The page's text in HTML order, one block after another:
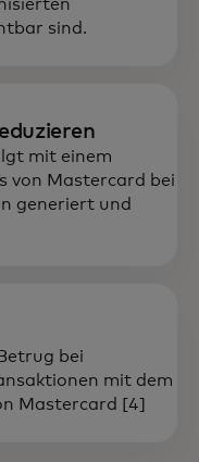
sind.
mit einem
von Mastercard bei
generiert und
bei
mit dem
Mastercard [4]